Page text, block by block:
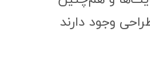
وجود دارند